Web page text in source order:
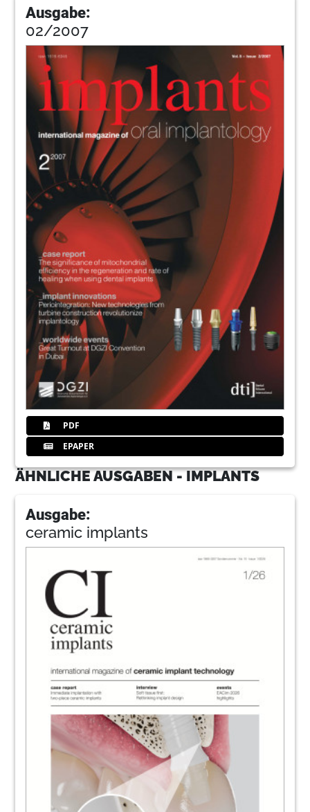
Ausgabe:
02/2007
PDF
EPAPER
ÄHNLICHE AUSGABEN - IMPLANTS
Ausgabe:
ceramic implants